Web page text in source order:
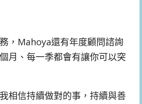
，Mahoya還有年度顧問諮詢
月、每一季都會有讓你可以突
相信持續做對的事，持續與善